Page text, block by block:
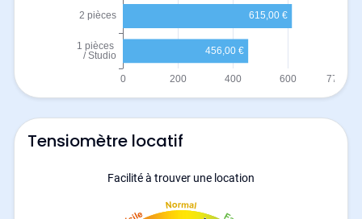
Tensiomètre locatif
Facilité à trouver une location